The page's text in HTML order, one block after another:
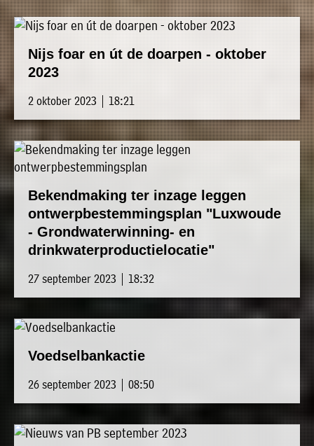
Nijs foar en út de doarpen - oktober
2023
2 oktober 2023 | 18:21
Bekendmaking ter inzage leggen
ontwerpbestemmingsplan "Luxwoude
- Grondwaterwinning- en
drinkwaterproductielocatie"
27 september 2023 | 18:32
Voedselbankactie
26 september 2023 | 08:50